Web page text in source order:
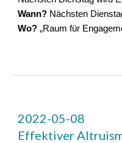
Wann? Nächsten
Wo? „Raum für
2022-05-08
Effektiver